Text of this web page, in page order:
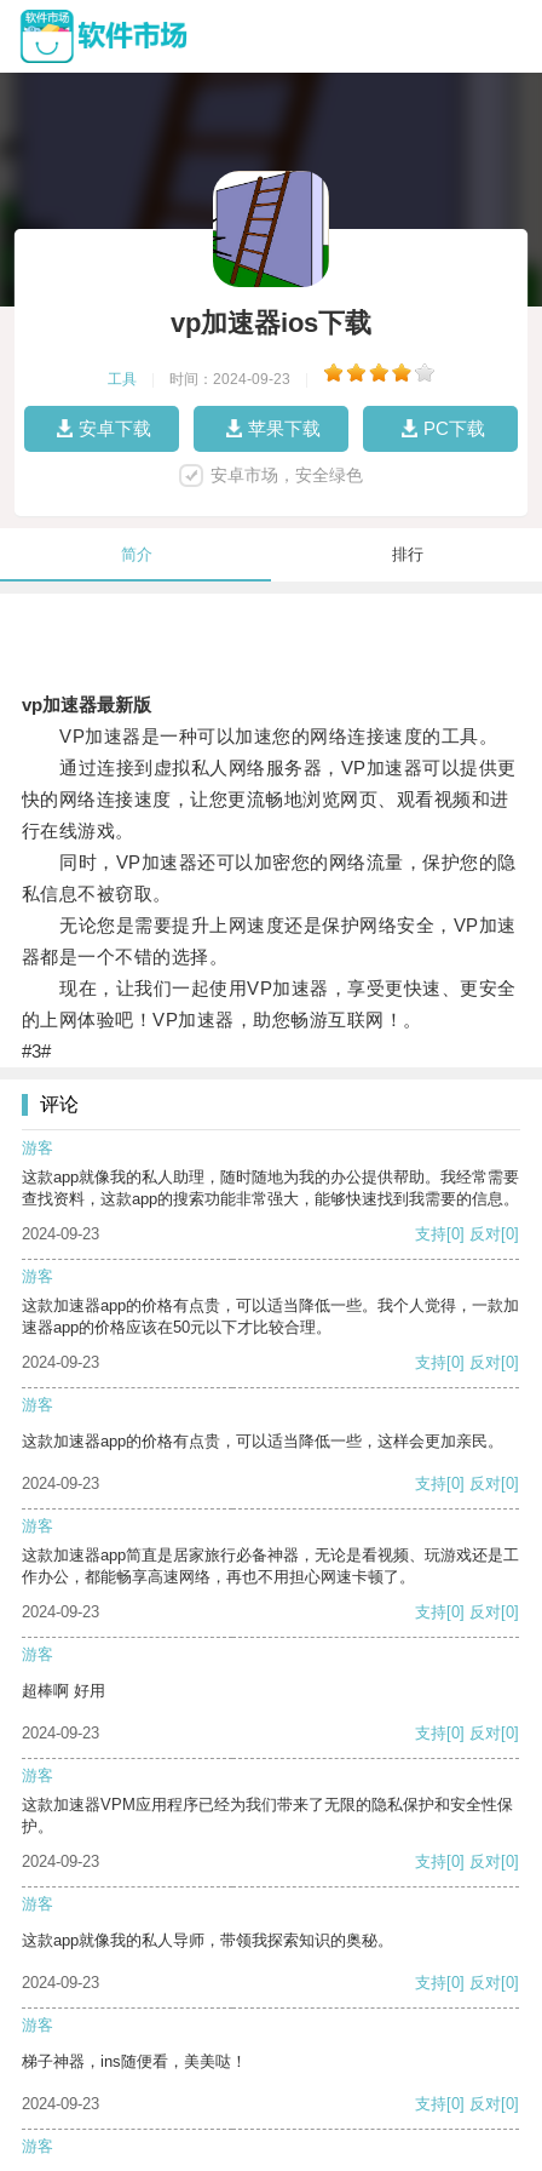
vp加速器ios下载
工具 时间：2024-09-23
安卓下载 苹果下载 PC下载
安卓市场，安全绿色
简介 排行
vp加速器最新版
VP加速器是一种可以加速您的网络连接速度的工具。
通过连接到虚拟私人网络服务器，VP加速器可以提供更
快的网络连接速度，让您更流畅地浏览网页、观看视频和进
行在线游戏。
同时，VP加速器还可以加密您的网络流量，保护您的隐
私信息不被窃取。
无论您是需要提升上网速度还是保护网络安全，VP加速
器都是一个不错的选择。
现在，让我们一起使用VP加速器，享受更快速、更安全
的上网体验吧！VP加速器，助您畅游互联网！。
#3#
评论
游客
这款app就像我的私人助理，随时随地为我的办公提供帮助。我经常需要
查找资料，这款app的搜索功能非常强大，能够快速找到我需要的信息。
2024-09-23
支持[0] 反对[0]
游客
这款加速器app的价格有点贵，可以适当降低一些。我个人觉得，一款加
速器app的价格应该在50元以下才比较合理。
2024-09-23
支持[0] 反对[0]
游客
这款加速器app的价格有点贵，可以适当降低一些，这样会更加亲民。
2024-09-23 支持[0] 反对[0]
游客
这款加速器app简直是居家旅行必备神器，无论是看视频、玩游戏还是工
作办公，都能畅享高速网络，再也不用担心网速卡顿了。
2024-09-23
支持[0] 反对[0]
游客
超棒啊 好用
2024-09-23 支持[0] 反对[0]
游客
这款加速器VPM应用程序已经为我们带来了无限的隐私保护和安全性保
护。
2024-09-23
支持[0] 反对[0]
游客
这款app就像我的私人导师，带领我探索知识的奥秘。
2024-09-23 支持[0] 反对[0]
游客
梯子神器，ins随便看，美美哒！
2024-09-23 支持[0] 反对[0]
游客